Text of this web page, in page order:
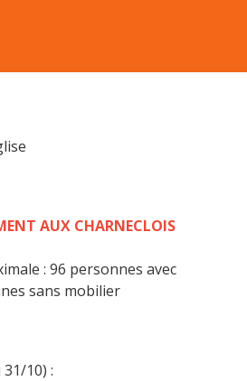
AUX CHARNECLOIS
: 96 personnes avec
sans mobilier
10) :